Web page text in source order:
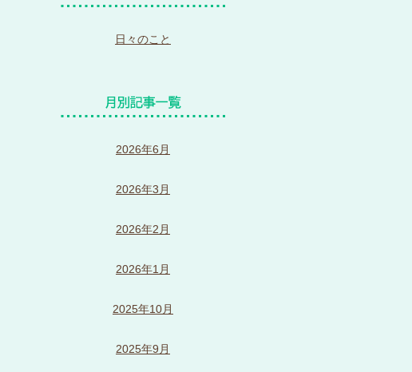
日々のこと
2026年6月
2026年3月
2026年2月
2026年1月
2025年10月
2025年9月